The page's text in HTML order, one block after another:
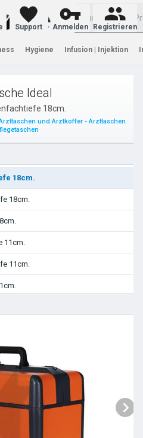
Support Anmelden Registrieren
Hygiene Infusion | Injektion
Ideal
18cm.
und Arztkoffer - Arzttaschen
18cm.
18cm.
11cm.
11cm.